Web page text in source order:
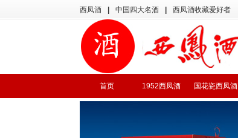
西凤酒 中国四大名酒 西凤酒收藏爱好者
首页 1952西凤酒 国花瓷西凤酒